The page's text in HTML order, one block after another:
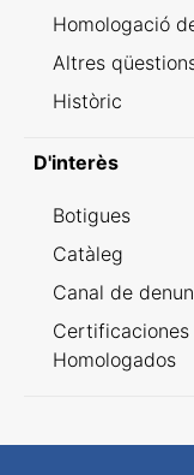
Homologació
Altres
Històric
D'interès
Botigues
Catàleg
Canal de
Certificaciones
Homologados